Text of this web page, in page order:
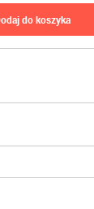
dodaj do koszyka